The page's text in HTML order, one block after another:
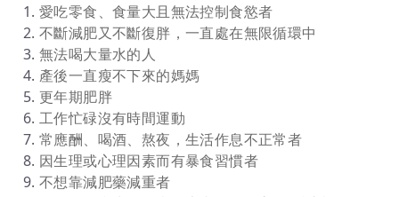
愛吃零食、食量大且無法控制食慾者
不斷減肥又不斷復胖，一直處在無限循環中
無法喝大量水的人
產後一直瘦不下來的媽媽
更年期肥胖
工作忙碌沒有時間運動
常應酬、喝酒、熬夜，生活作息不正常者
因生理或心理因素而有暴食習慣者
不想靠減肥藥減重者